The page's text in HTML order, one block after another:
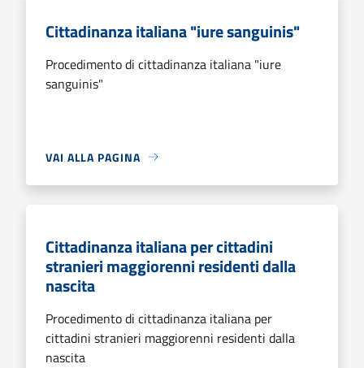
Cittadinanza italiana "iure sanguinis"
Procedimento di cittadinanza italiana "iure
sanguinis"
VAI ALLA PAGINA
Cittadinanza italiana per cittadini
stranieri maggiorenni residenti dalla
nascita
Procedimento di cittadinanza italiana per
cittadini stranieri maggiorenni residenti dalla
nascita